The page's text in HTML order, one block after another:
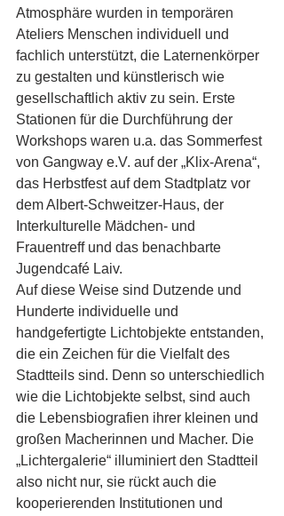
Atmosphäre wurden in temporären
Ateliers Menschen individuell und
fachlich unterstützt, die Laternenkörper
zu gestalten und künstlerisch wie
gesellschaftlich aktiv zu sein. Erste
Stationen für die Durchführung der
Workshops waren u.a. das Sommerfest
von Gangway e.V. auf der „Klix-Arena“,
das Herbstfest auf dem Stadtplatz vor
dem Albert-Schweitzer-Haus, der
Interkulturelle Mädchen- und
Frauentreff und das benachbarte
Jugendcafé Laiv.
Auf diese Weise sind Dutzende und
Hunderte individuelle und
handgefertigte Lichtobjekte entstanden,
die ein Zeichen für die Vielfalt des
Stadtteils sind. Denn so unterschiedlich
wie die Lichtobjekte selbst, sind auch
die Lebensbiografien ihrer kleinen und
großen Macherinnen und Macher. Die
„Lichtergalerie“ illuminiert den Stadtteil
also nicht nur, sie rückt auch die
kooperierenden Institutionen und